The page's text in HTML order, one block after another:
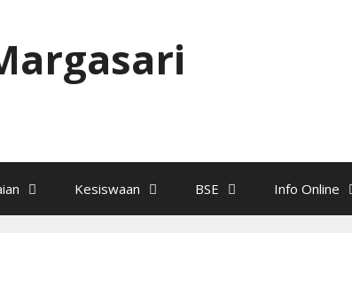
Kesiswaan BSE Info Online